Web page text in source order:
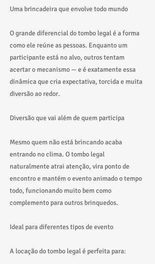
Uma brincadeira que envolve todo mundo
O grande diferencial do tombo legal é a forma
como ele reúne as pessoas. Enquanto um
participante está no alvo, outros tentam
acertar o mecanismo — e é exatamente essa
dinâmica que cria expectativa, torcida e muita
diversão ao redor.
Diversão que vai além de quem participa
Mesmo quem não está brincando acaba
entrando no clima. O tombo legal
naturalmente atrai atenção, vira ponto de
encontro e mantém o evento animado o tempo
todo, funcionando muito bem como
complemento para outros brinquedos.
Ideal para diferentes tipos de evento
A locação do tombo legal é perfeita para: